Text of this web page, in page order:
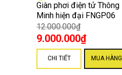
Giàn phơi điện tử Thông
Minh hiện đại FNGP06
12.000.000₫
9.000.000₫
CHI TIẾT MUA HÀNG